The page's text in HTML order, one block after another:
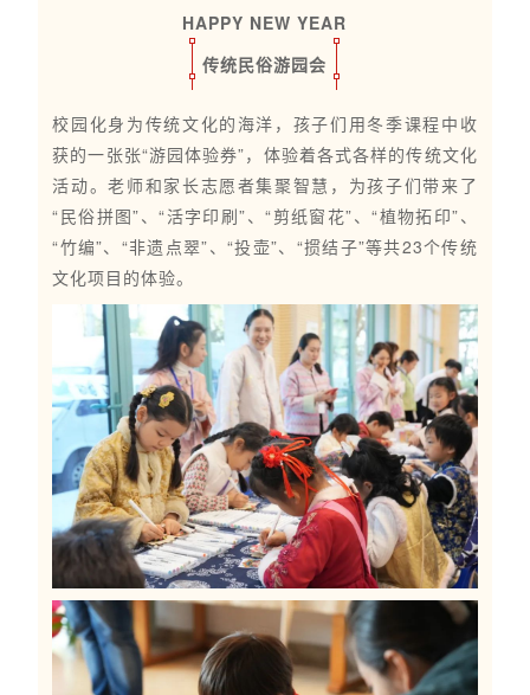
HAPPY NEW YEAR
传统民俗游园会
校园化身为传统文化的海洋，孩子们用冬季课程中收
获的一张张“游园体验券”，体验着各式各样的传统文化
活动。老师和家长志愿者集聚智慧，为孩子们带来了
“民俗拼图”、“活字印刷”、“剪纸窗花”、“植物拓印”、
“竹编”、“非遗点翠”、“投壶”、“掼结子”等共23个传统
文化项目的体验。